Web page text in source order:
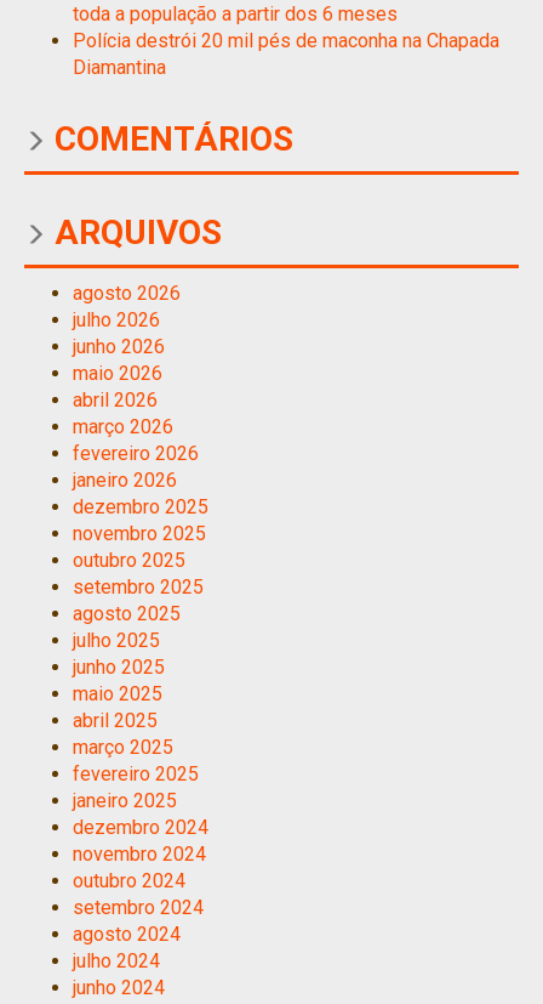
toda a população a partir dos 6 meses
Polícia destrói 20 mil pés de maconha na Chapada
Diamantina
COMENTÁRIOS
ARQUIVOS
agosto 2026
julho 2026
junho 2026
maio 2026
abril 2026
março 2026
fevereiro 2026
janeiro 2026
dezembro 2025
novembro 2025
outubro 2025
setembro 2025
agosto 2025
julho 2025
junho 2025
maio 2025
abril 2025
março 2025
fevereiro 2025
janeiro 2025
dezembro 2024
novembro 2024
outubro 2024
setembro 2024
agosto 2024
julho 2024
junho 2024